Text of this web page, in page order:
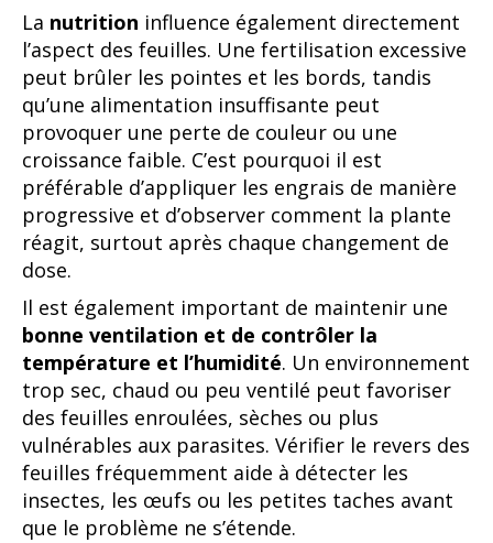
La nutrition influence également directement
l’aspect des feuilles. Une fertilisation excessive
peut brûler les pointes et les bords, tandis
qu’une alimentation insuffisante peut
provoquer une perte de couleur ou une
croissance faible. C’est pourquoi il est
préférable d’appliquer les engrais de manière
progressive et d’observer comment la plante
réagit, surtout après chaque changement de
dose.
Il est également important de maintenir une
bonne ventilation et de contrôler la
température et l’humidité. Un environnement
trop sec, chaud ou peu ventilé peut favoriser
des feuilles enroulées, sèches ou plus
vulnérables aux parasites. Vérifier le revers des
feuilles fréquemment aide à détecter les
insectes, les œufs ou les petites taches avant
que le problème ne s’étende.